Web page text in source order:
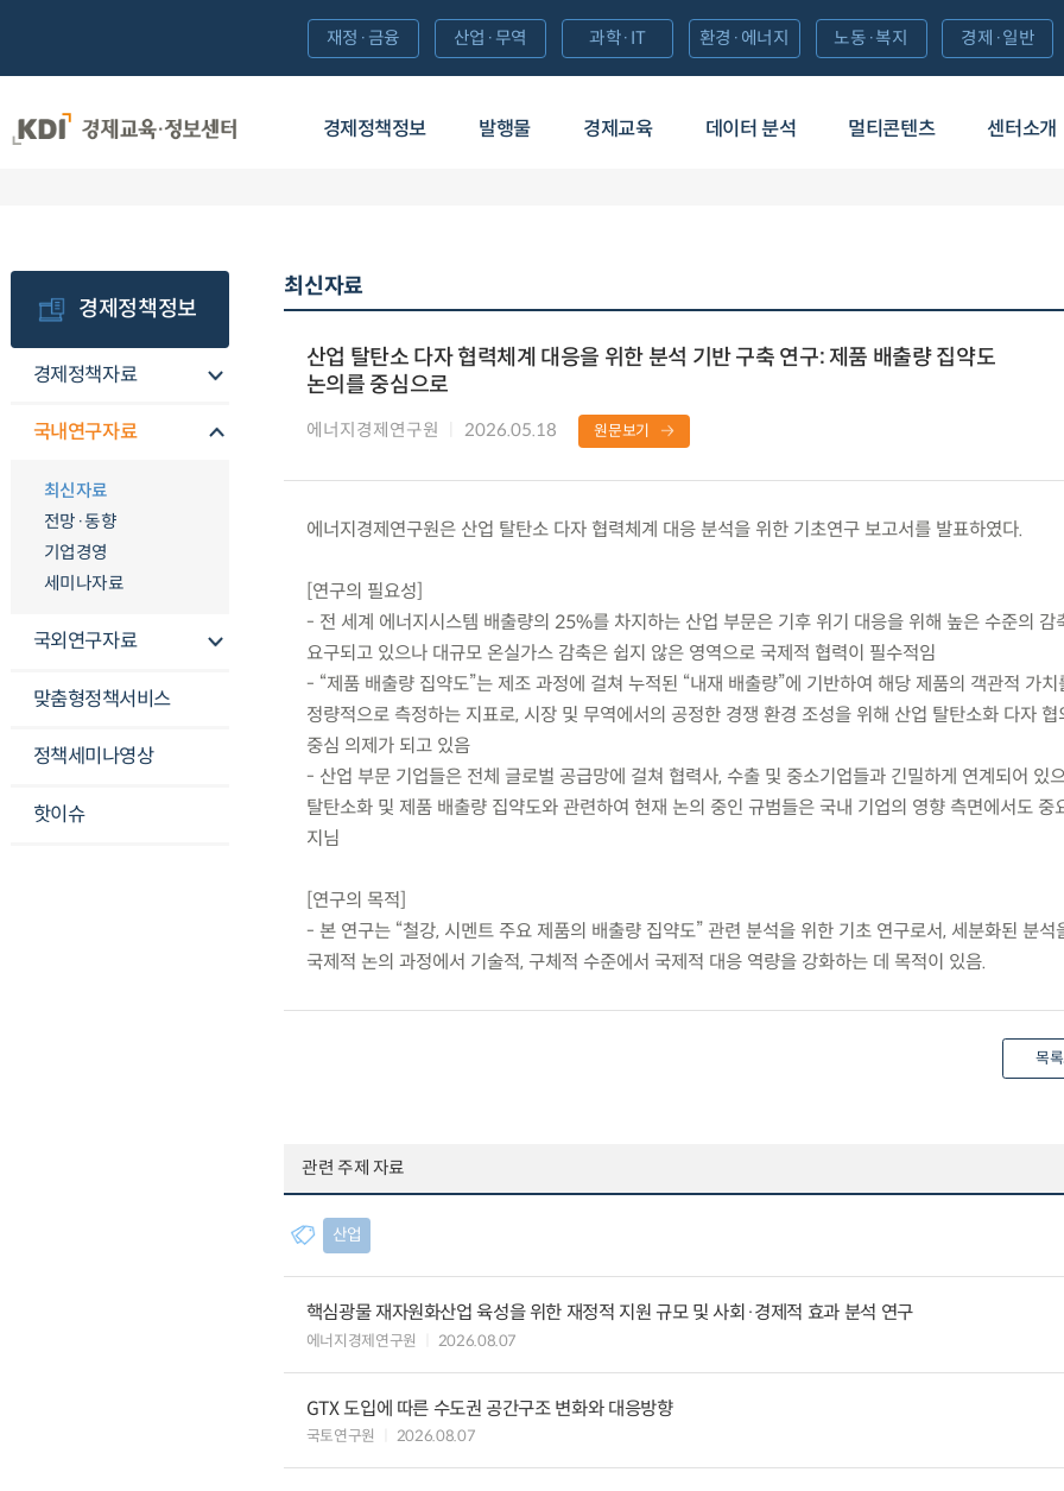
경제정책정보 발행물 경제교육 데이터 분석 멀티콘텐츠 센터소개
재정·금융 산업·무역 과학·IT 환경·에너지 노동·복지 경제·일반
경제정책정보
경제정책자료
국내연구자료
최신자료
전망·동향
기업경영
세미나자료
국외연구자료
맞춤형정책서비스
정책세미나영상
핫이슈
최신자료
산업 탈탄소 다자 협력체계 대응을 위한 분석 기반 구축 연구: 제품 배출량 집약도
논의를 중심으로
에너지경제연구원 2026.05.18 원문보기
에너지경제연구원은 산업 탈탄소 다자 협력체계 대응 분석을 위한 기초연구 보고서를 발표하였다.
[연구의 필요성]
- 전 세계 에너지시스템 배출량의 25%를 차지하는 산업 부문은 기후 위기 대응을 위해 높은 수준의 감
요구되고 있으나 대규모 온실가스 감축은 쉽지 않은 영역으로 국제적 협력이 필수적임
- “제품 배출량 집약도”는 제조 과정에 걸쳐 누적된 “내재 배출량”에 기반하여 해당 제품의 객관적 가치
정량적으로 측정하는 지표로, 시장 및 무역에서의 공정한 경쟁 환경 조성을 위해 산업 탈탄소화 다자 협
중심 의제가 되고 있음
- 산업 부문 기업들은 전체 글로벌 공급망에 걸쳐 협력사, 수출 및 중소기업들과 긴밀하게 연계되어 있
탈탄소화 및 제품 배출량 집약도와 관련하여 현재 논의 중인 규범들은 국내 기업의 영향 측면에서도 중
지님
[연구의 목적]
- 본 연구는 “철강, 시멘트 주요 제품의 배출량 집약도” 관련 분석을 위한 기초 연구로서, 세분화된 분석
국제적 논의 과정에서 기술적, 구체적 수준에서 국제적 대응 역량을 강화하는 데 목적이 있음.
목
관련 주제 자료
산업
핵심광물 재자원화산업 육성을 위한 재정적 지원 규모 및 사회·경제적 효과 분석 연구
에너지경제연구원 2026.08.07
GTX 도입에 따른 수도권 공간구조 변화와 대응방향
국토연구원 2026.08.07